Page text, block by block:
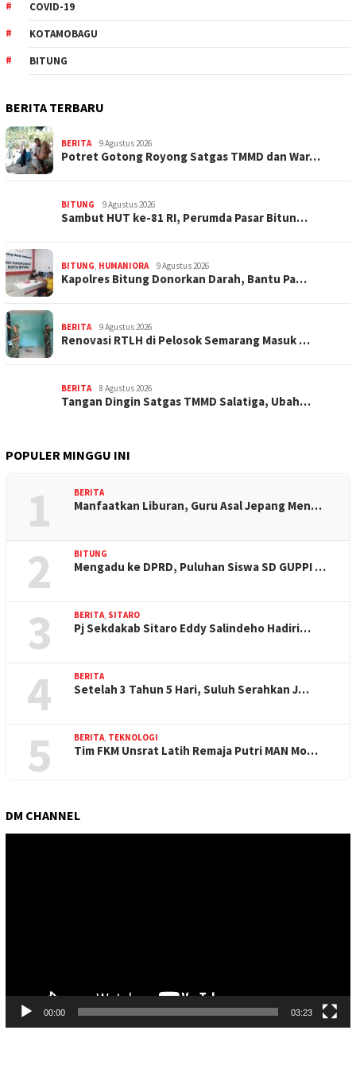
COVID-19
KOTAMOBAGU
BITUNG
BERITA TERBARU
BERITA 9 Agustus 2026
Potret Gotong Royong Satgas TMMD dan War…
BITUNG 9 Agustus 2026
Sambut HUT ke-81 RI, Perumda Pasar Bitun…
BITUNG, HUMANIORA 9 Agustus 2026
Kapolres Bitung Donorkan Darah, Bantu Pa…
BERITA 9 Agustus 2026
Renovasi RTLH di Pelosok Semarang Masuk …
BERITA 8 Agustus 2026
Tangan Dingin Satgas TMMD Salatiga, Ubah…
POPULER MINGGU INI
1 BERITA
Manfaatkan Liburan, Guru Asal Jepang Men…
2 BITUNG
Mengadu ke DPRD, Puluhan Siswa SD GUPPI …
3 BERITA, SITARO
Pj Sekdakab Sitaro Eddy Salindeho Hadiri…
4 BERITA
Setelah 3 Tahun 5 Hari, Suluh Serahkan J…
5 BERITA, TEKNOLOGI
Tim FKM Unsrat Latih Remaja Putri MAN Mo…
DM CHANNEL
00:00 03:23